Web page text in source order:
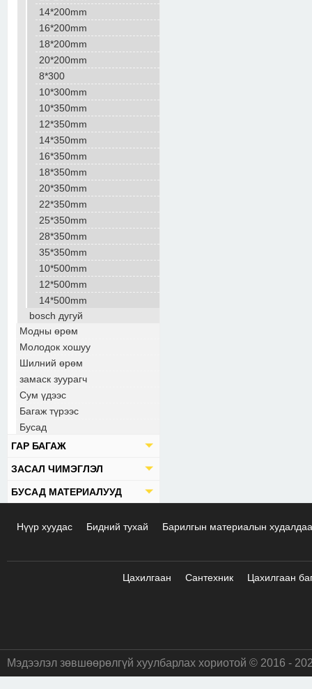
14*200mm
16*200mm
18*200mm
20*200mm
8*300
10*300mm
10*350mm
12*350mm
14*350mm
16*350mm
18*350mm
20*350mm
22*350mm
25*350mm
28*350mm
35*350mm
10*500mm
12*500mm
14*500mm
bosch дугуй
Модны өрөм
Молодок хошуу
Шилний өрөм
замаск зуурагч
Сум үдээс
Багаж түрээс
Бусад
ГАР БАГАЖ
ЗАСАЛ ЧИМЭГЛЭЛ
БУСАД МАТЕРИАЛУУД
Нүүр хуудас Бидний тухай Барилгын материалын
Цахилгаан Сантехник Цахилгаан
Мэдээлэл зөвшөөрөлгүй хуулбарлах хориотой © 2016 -